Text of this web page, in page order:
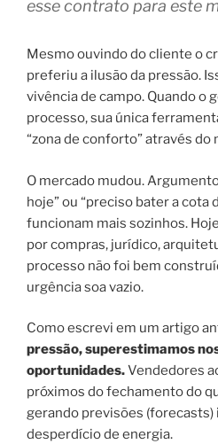
esse contrato para este
Mesmo ouvindo do cliente o
preferiu a ilusão da pressão.
vivência de campo. Quando o
processo, sua única
“zona de conforto” através do
O mercado mudou.
hoje” ou “preciso bater a cota
funcionam mais sozinhos.
por compras, jurídico,
processo não foi bem
urgência soa vazio.
Como escrevi em um artigo
pressão, superestimamos
oportunidades.Vendedores
próximos do fechamento do
gerando previsões
desperdício de energia.